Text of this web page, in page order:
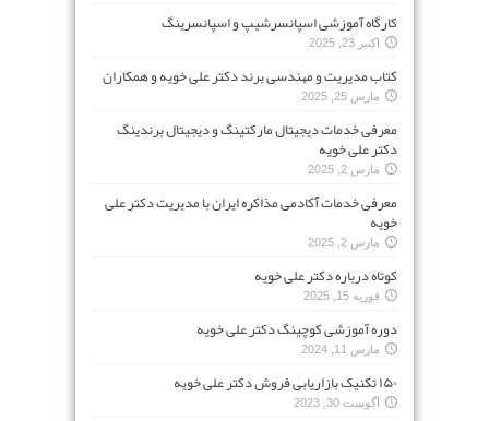
کارگاه آموزشی اسپانسرشیپ و اسپانسرینگ
اکتبر 23, 2025
کتاب مدیریت و مهندسی برند دکتر علی خویه و همکاران
مارس 25, 2025
معرفی خدمات دیجیتال مارکتینگ و دیجیتال برندینگ
دکتر علی خویه
مارس 2, 2025
معرفی خدمات آکادمی مذاکره ایران با مدیریت دکتر علی
خویه
مارس 2, 2025
کوتاه درباره دکتر علی خویه
فوریه 15, 2025
دوره آموزشی کوچینگ دکتر علی خویه
مارس 11, 2024
۱۵۰ تکنیک بازاریابی فروش دکتر علی خویه
آگوست 30, 2023